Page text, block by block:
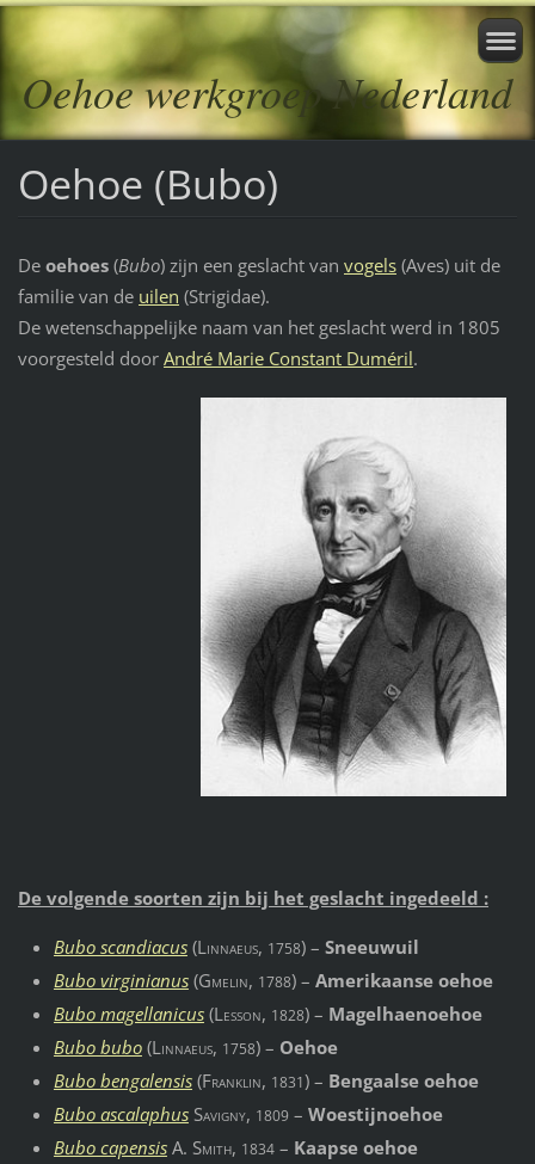
Oehoe werkgroep Nederland
Oehoe (Bubo)
De oehoes(Bubo) zijn een geslacht van vogels(Aves) uit de
familie van de uilen (Strigidae).
De wetenschappelijke naam van het geslacht werd in 1805
voorgesteld door André Marie Constant Duméril.
De volgende soorten zijn bij het geslacht ingedeeld :
Bubo scandiacus(Linnaeus, 1758) – Sneeuwuil
Bubo virginianus(Gmelin, 1788) – Amerikaanse oehoe
Bubo magellanicus(Lesson, 1828) – Magelhaenoehoe
Bubo bubo(Linnaeus, 1758) – Oehoe
Bubo bengalensis(Franklin, 1831) – Bengaalse oehoe
Bubo ascalaphus Savigny, 1809 – Woestijnoehoe
Bubo capensis A. Smith, 1834– Kaapse oehoe